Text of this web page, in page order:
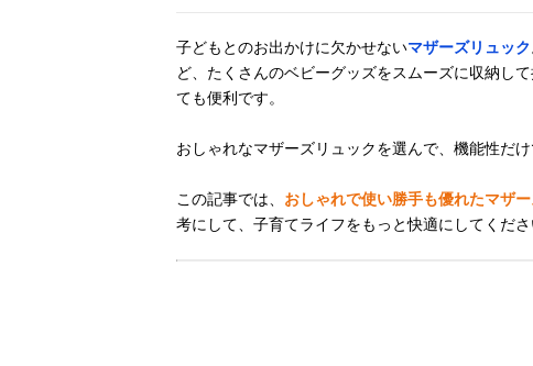
子どもとのお出かけに欠かせないマザーズリュック
ど、たくさんのベビーグッズをスムーズに収納し
ても便利です。
おしゃれなマザーズリュックを選んで、機能性だ
この記事では、 おしゃれで使い勝手も優れたマザ
考にして、子育てライフをもっと快適にしてくださ